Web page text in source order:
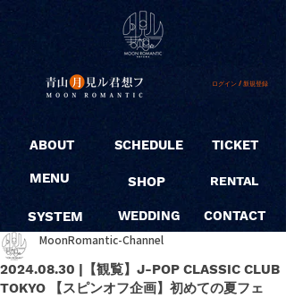
ログイン / 新規登録
ABOUT
MENU
SYSTEM
SCHEDULE
SHOP
WEDDING
TICKET
RENTAL
CONTACT
2024.08.30 |【観覧】J-POP CLASSIC CLUB
TOKYO 【スピンオフ企画】初めての夏フェ
MoonRomantic-Channel